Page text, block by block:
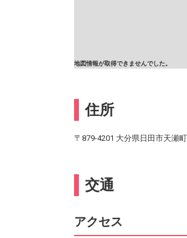
地図情報が取得できませんでした。
住所
〒879-4201 大分県日田市天瀬
交通
アクセス